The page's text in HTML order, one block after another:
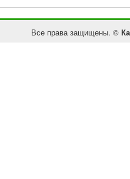
Все права защищены. ©